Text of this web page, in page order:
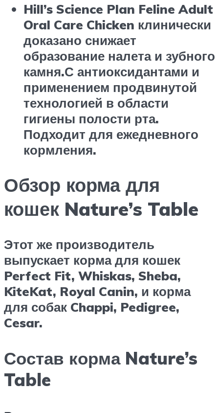
Hill’s Science Plan Feline Adult
Oral Care Chicken клинически
доказано снижает
образование налета и зубного
камня.С антиоксидантами и
применением продвинутой
технологией в области
гигиены полости рта.
Подходит для ежедневного
кормления.
Обзор корма для
кошек Nature’s Table
Этот же производитель
выпускает корма для кошек
Perfect Fit, Whiskas, Sheba,
KiteKat, Royal Canin, и корма
для собак Chappi, Pedigree,
Cesar.
Состав корма Nature’s
Table